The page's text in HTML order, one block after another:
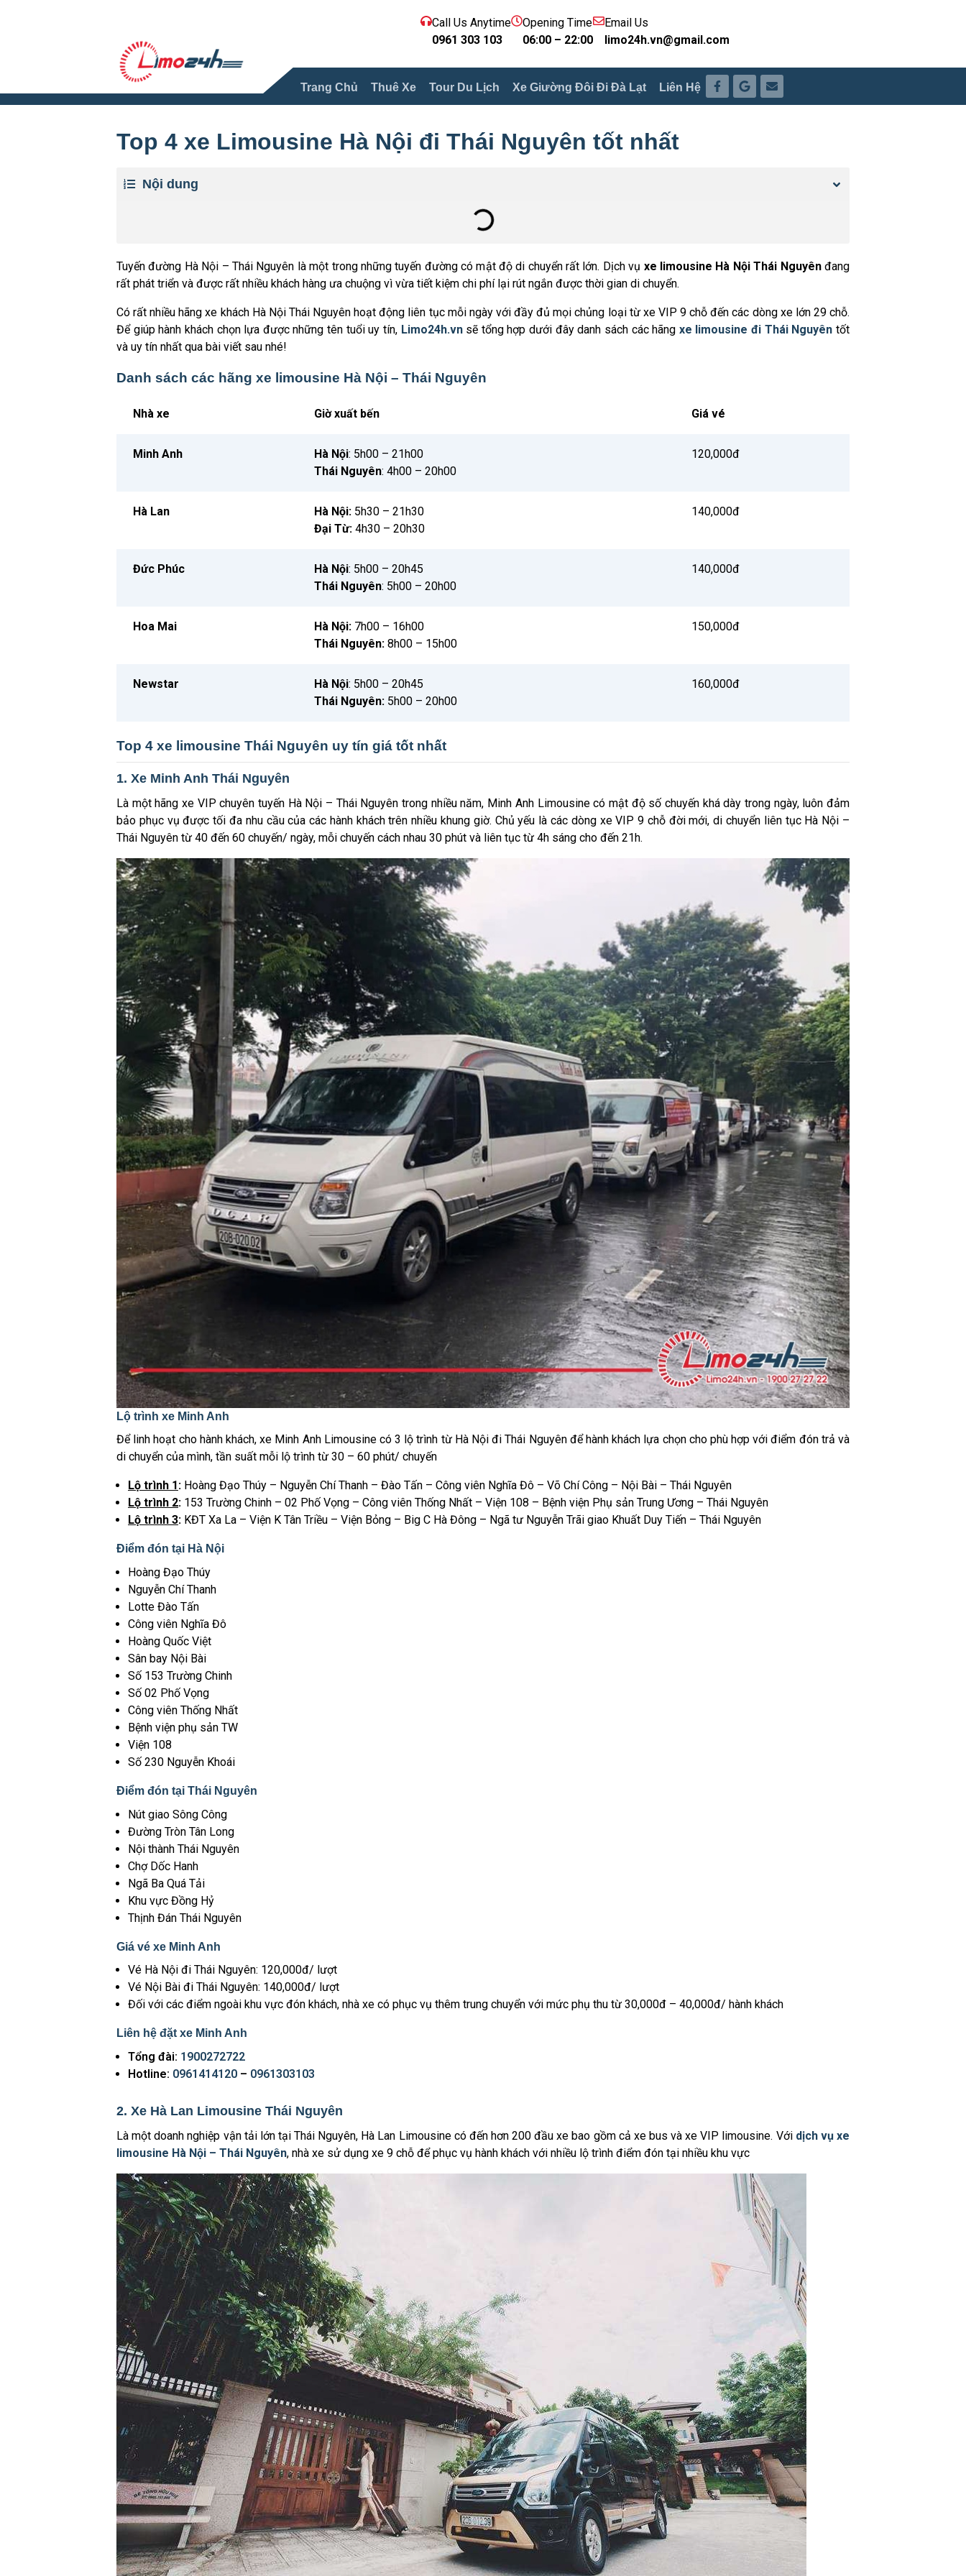
Call Us Anytime
0961 303 103
Opening Time
06:00 – 22:00
Email Us
limo24h.vn@gmail.com
Trang Chủ Thuê Xe Tour Du Lịch Xe Giường Đôi Đi Đà Lạt Liên Hệ
Top 4 xe Limousine Hà Nội đi Thái Nguyên tốt nhất
Nội dung
Tuyến đường Hà Nội – Thái Nguyên là một trong những tuyến đường có mật độ di chuyển rất lớn. Dịch vụ xe limousine Hà Nội Thái Nguyênđang
rất phát triển và được rất nhiều khách hàng ưa chuộng vì vừa tiết kiệm chi phí lại rút ngắn được thời gian di chuyển.
Có rất nhiều hãng xe khách Hà Nội Thái Nguyên hoạt động liên tục mỗi ngày với đầy đủ mọi chủng loại từ xe VIP 9 chỗ đến các dòng xe lớn 29 chỗ.
Để giúp hành khách chọn lựa được những tên tuổi uy tín, Limo24h.vnsẽ tổng hợp dưới đây danh sách các hãng xe limousine đi Thái Nguyên tốt
và uy tín nhất qua bài viết sau nhé!
Danh sách các hãng xe limousine Hà Nội – Thái Nguyên
Nhà xe Giờ xuất bến Giá vé
Minh Anh Hà Nội: 5h00 – 21h00
Thái Nguyên: 4h00 – 20h00
120,000đ
Hà Lan Hà Nội:5h30 – 21h30
Đại Từ:4h30 – 20h30
140,000đ
Đức Phúc Hà Nội: 5h00 – 20h45
Thái Nguyên: 5h00 – 20h00
140,000đ
Hoa Mai Hà Nội:7h00 – 16h00
Thái Nguyên:8h00 – 15h00
150,000đ
Newstar Hà Nội: 5h00 – 20h45
Thái Nguyên:5h00 – 20h00
160,000đ
Top 4 xe limousine Thái Nguyên uy tín giá tốt nhất
1. Xe Minh Anh Thái Nguyên
Là một hãng xe VIP chuyên tuyến Hà Nội – Thái Nguyên trong nhiều năm, Minh Anh Limousine có mật độ số chuyến khá dày trong ngày, luôn đảm
bảo phục vụ được tối đa nhu cầu của các hành khách trên nhiều khung giờ. Chủ yếu là các dòng xe VIP 9 chỗ đời mới, di chuyển liên tục Hà Nội –
Thái Nguyên từ 40 đến 60 chuyến/ ngày, mỗi chuyến cách nhau 30 phút và liên tục từ 4h sáng cho đến 21h.
Lộ trình xe Minh Anh
Để linh hoạt cho hành khách, xe Minh Anh Limousine có 3 lộ trình từ Hà Nội đi Thái Nguyên để hành khách lựa chọn cho phù hợp với điểm đón trả và
di chuyển của mình, tần suất mỗi lộ trình từ 30 – 60 phút/ chuyến
Lộ trình 1 : Hoàng Đạo Thúy – Nguyễn Chí Thanh – Đào Tấn – Công viên Nghĩa Đô – Võ Chí Công – Nội Bài – Thái Nguyên
Lộ trình 2: 153 Trường Chinh – 02 Phố Vọng – Công viên Thống Nhất – Viện 108 – Bệnh viện Phụ sản Trung Ương – Thái Nguyên
Lộ trình 3: KĐT Xa La – Viện K Tân Triều – Viện Bỏng – Big C Hà Đông – Ngã tư Nguyễn Trãi giao Khuất Duy Tiến – Thái Nguyên
Điểm đón tại Hà Nội
Hoàng Đạo Thúy
Nguyễn Chí Thanh
Lotte Đào Tấn
Công viên Nghĩa Đô
Hoàng Quốc Việt
Sân bay Nội Bài
Số 153 Trường Chinh
Số 02 Phố Vọng
Công viên Thống Nhất
Bệnh viện phụ sản TW
Viện 108
Số 230 Nguyễn Khoái
Điểm đón tại Thái Nguyên
Nút giao Sông Công
Đường Tròn Tân Long
Nội thành Thái Nguyên
Chợ Dốc Hanh
Ngã Ba Quá Tải
Khu vực Đồng Hỷ
Thịnh Đán Thái Nguyên
Giá vé xe Minh Anh
Vé Hà Nội đi Thái Nguyên: 120,000đ/ lượt
Vé Nội Bài đi Thái Nguyên: 140,000đ/ lượt
Đối với các điểm ngoài khu vực đón khách, nhà xe có phục vụ thêm trung chuyển với mức phụ thu từ 30,000đ – 40,000đ/ hành khách
Liên hệ đặt xe Minh Anh
Tổng đài: 1900272722
Hotline: 0961414120 – 0961303103
2. Xe Hà Lan Limousine Thái Nguyên
Là một doanh nghiệp vận tải lớn tại Thái Nguyên, Hà Lan Limousine có đến hơn 200 đầu xe bao gồm cả xe bus và xe VIP limousine. Với dịch vụ xe
limousine Hà Nội – Thái Nguyên, nhà xe sử dụng xe 9 chỗ để phục vụ hành khách với nhiều lộ trình điểm đón tại nhiều khu vực